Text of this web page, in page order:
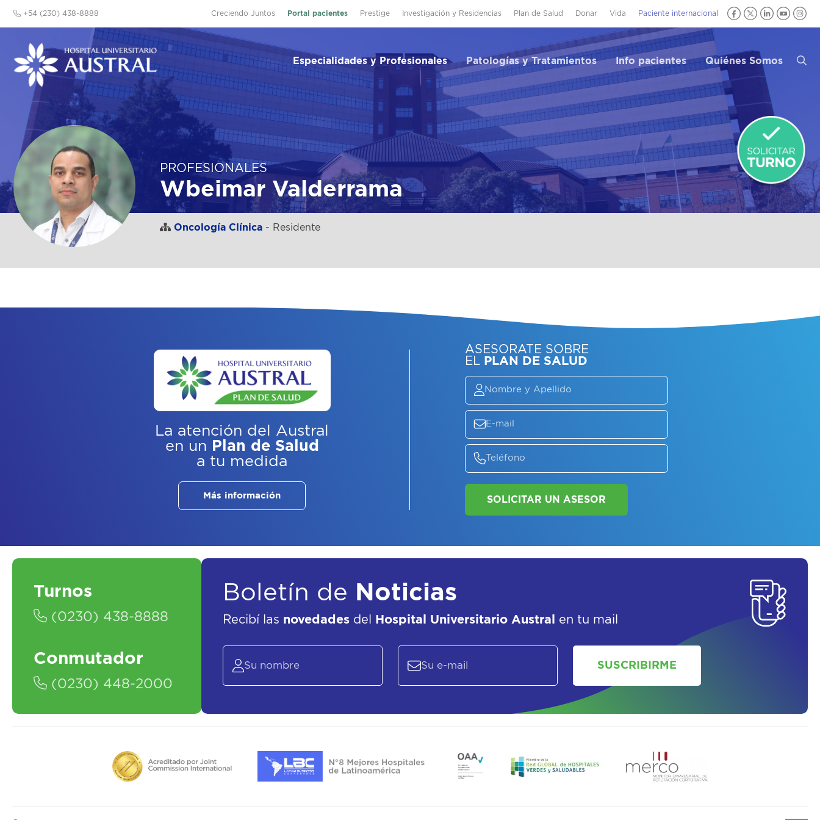
Creciendo Juntos Portal pacientes Prestige Investigación y Residencias Plan de Salud Donar Vida Paciente internacional
+54 (230) 438-8888
Especialidades y Profesionales Patologías y Tratamientos Info pacientes Quiénes Somos
PROFESIONALES
Wbeimar Valderrama
Oncología Clínica - Residente
La atención del Austral
en un Plan de Salud
a tu medida
Más información
ASESORATE SOBRE
ELPLAN DE SALUD
Turnos
(0230) 438-8888
Conmutador
(0230) 448-2000
Boletín de Noticias
Recibí las novedades del Hospital Universitario Austral en tu mail
SUSCRIBIRME